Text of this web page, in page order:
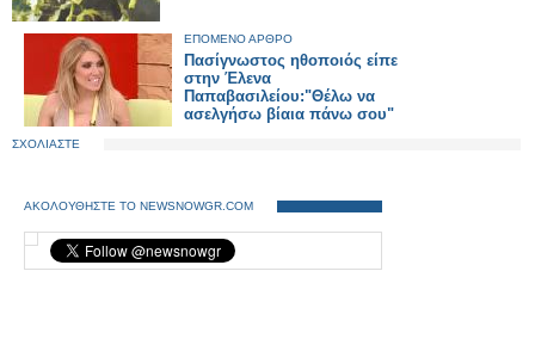
ΕΠΟΜΕΝΟ ΑΡΘΡΟ
Πασίγνωστος ηθοποιός είπε
στην Έλενα
Παπαβασιλείου:"Θέλω να
ασελγήσω βίαια πάνω σου"
ΣΧΟΛΙΑΣΤΕ
ΑΚΟΛΟΥΘΗΣΤΕ ΤΟ NEWSNOWGR.COM